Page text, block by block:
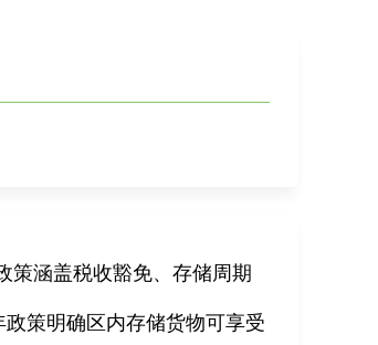
策涵盖税收豁免、存储周期
政策明确区内存储货物可享受